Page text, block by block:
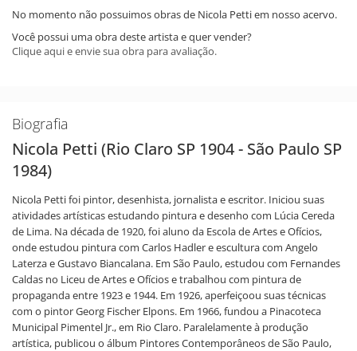
No momento não possuimos obras de Nicola Petti em nosso acervo.
Você possui uma obra deste artista e quer vender?
Clique aqui e envie sua obra para avaliação.
Biografia
Nicola Petti (Rio Claro SP 1904 - São Paulo SP
1984)
Nicola Petti foi pintor, desenhista, jornalista e escritor. Iniciou suas
atividades artísticas estudando pintura e desenho com Lúcia Cereda
de Lima. Na década de 1920, foi aluno da Escola de Artes e Ofícios,
onde estudou pintura com Carlos Hadler e escultura com Angelo
Laterza e Gustavo Biancalana. Em São Paulo, estudou com Fernandes
Caldas no Liceu de Artes e Ofícios e trabalhou com pintura de
propaganda entre 1923 e 1944. Em 1926, aperfeiçoou suas técnicas
com o pintor Georg Fischer Elpons. Em 1966, fundou a Pinacoteca
Municipal Pimentel Jr., em Rio Claro. Paralelamente à produção
artística, publicou o álbum Pintores Contemporâneos de São Paulo,